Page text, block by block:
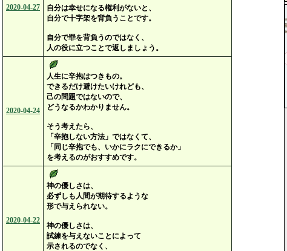
2020-04-27
自分は幸せになる権利がないと、
自分で十字架を背負うことです。
自分で罪を背負うのではなく、
人の役に立つことで返しましょう。
2020-04-24
人生に辛抱はつきもの。
できるだけ避けたいけれども、
己の問題ではないので、
どうなるかわかりません。
そう考えたら、
「辛抱しない方法」ではなくて、
「同じ辛抱でも、いかにラクにできるか」
を考えるのがおすすめです。
2020-04-22
神の優しさは、
必ずしも人間が期待するような
形で与えられない。
神の優しさは、
試練を与えないことによって
示されるのでなく、